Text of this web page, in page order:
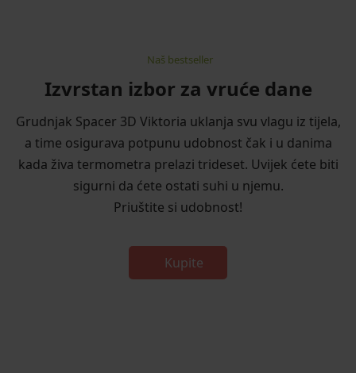
Naš bestseller
Izvrstan izbor za vruće dane
Grudnjak Spacer 3D Viktoria uklanja svu vlagu iz tijela,
a time osigurava potpunu udobnost čak i u danima
kada živa termometra prelazi trideset. Uvijek ćete biti
sigurni da ćete ostati suhi u njemu.
Priuštite si udobnost!
Kupite